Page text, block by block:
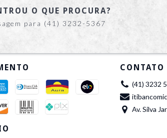
O QUE PROCURA?
para (41) 3232-5367
CONTATO
(41) 3232
Av. Silva